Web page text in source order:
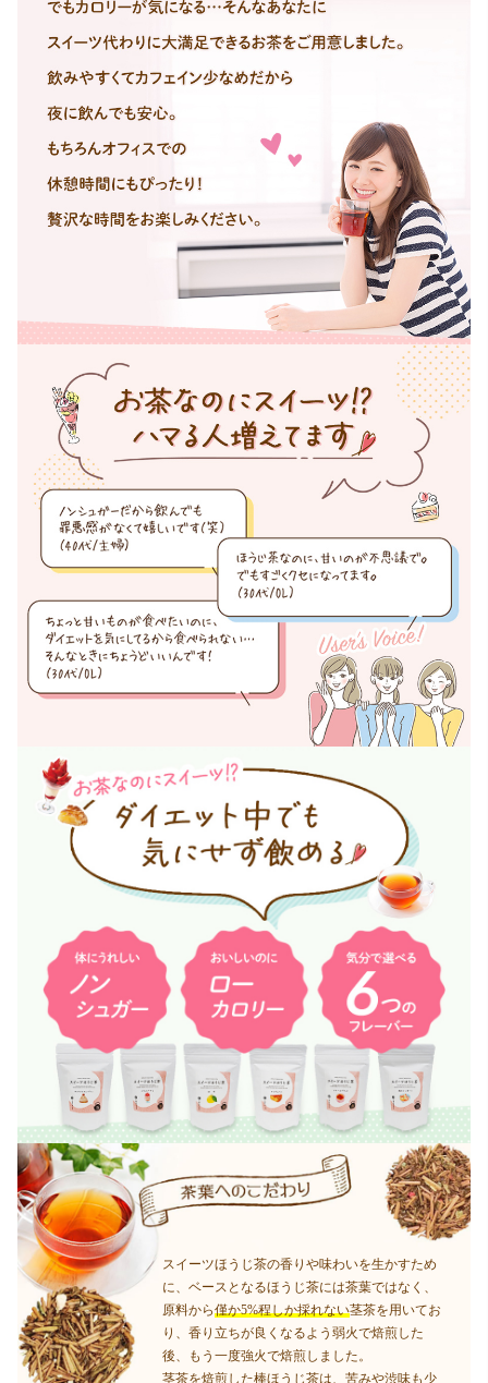
スイーツほうじ茶の香りや味わいを生かすため
に、ベースとなるほうじ茶には茶葉ではなく、
原料から僅か5%程しか採れない茎茶を用いてお
り、香り立ちが良くなるよう弱火で焙煎した
後、もう一度強火で焙煎しました。
茎茶を焙煎した棒ほうじ茶は、苦みや渋味も少